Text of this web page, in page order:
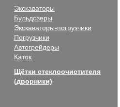
Экскаваторы
Бульдозеры
Экскаваторы-погрузчики
Погрузчики
Автогрейдеры
Каток
Щётки стеклоочистителя
(дворники)